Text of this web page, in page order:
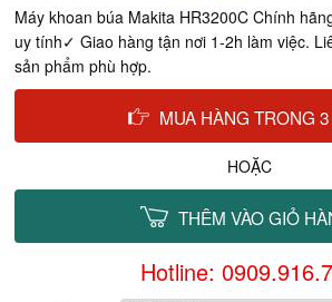
Máy khoan búa Makita HR3200C Chính
uy tính✓ Giao hàng tận nơi 1-2h làm việc.
sản phẩm phù hợp.
MUA HÀNG TRONG
HOẶC
THÊM VÀO GIỎ
Hotline: